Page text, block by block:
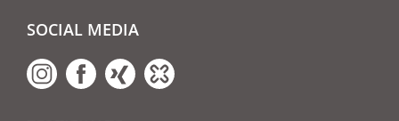
SOCIAL MEDIA